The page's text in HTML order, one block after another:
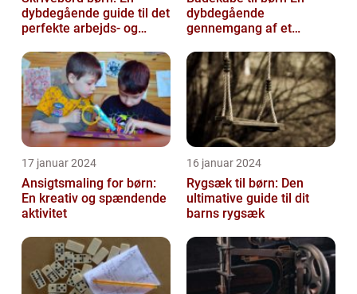
dybdegående guide til det
perfekte arbejds- og
dybdegående
gennemgang af et
børnetøj
17 januar 2024
Ansigtsmaling for børn:
En kreativ og spændende
aktivitet
16 januar 2024
Rygsæk til børn: Den
ultimative guide til dit
barns rygsæk